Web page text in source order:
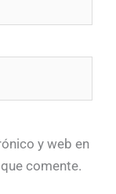
y web en
comente.